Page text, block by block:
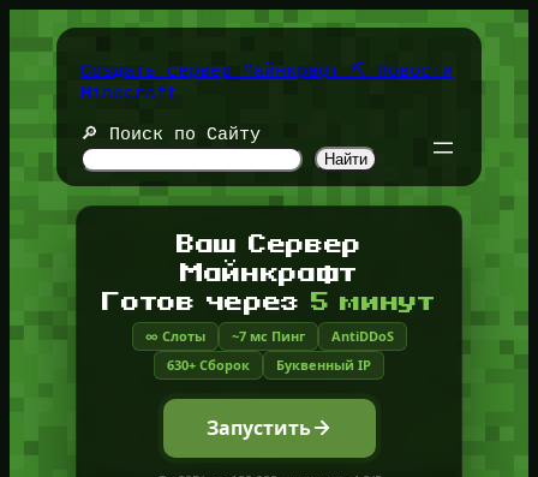
содержимомуСоздать сервер Майнкрафт ⛏️ Новости
Minecraft
🔎 Поиск по Сайту
Найти
Ваш Сервер
Майнкрафт
Готов через 5 минут
∞ Слоты ~7 мс Пинг
AntiDDoS
630+ Сборок
Буквенный IP
Запустить